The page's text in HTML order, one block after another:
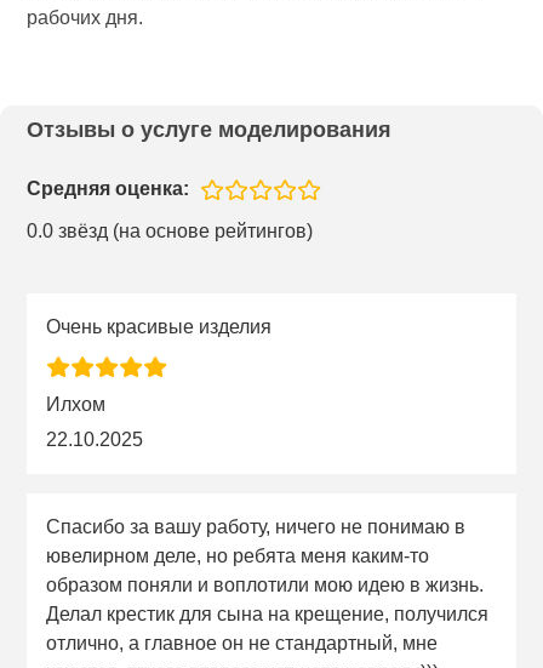
рабочих дня.
Отзывы о услуге моделирования
Средняя оценка:
0.0 звёзд (на основе рейтингов)
Очень красивые изделия
Илхом
22.10.2025
Спасибо за вашу работу, ничего не понимаю в
ювелирном деле, но ребята меня каким-то
образом поняли и воплотили мою идею в жизнь.
Делал крестик для сына на крещение, получился
отлично, а главное он не стандартный, мне